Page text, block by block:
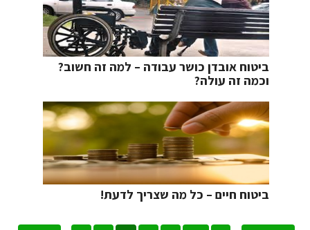
ביטוח אובדן כושר עבודה – למה זה חשוב?
וכמה זה עולה?
ביטוח חיים – כל מה שצריך לדעת!